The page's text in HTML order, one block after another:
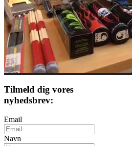
Tilmeld dig vores
nyhedsbrev:
Email
Navn